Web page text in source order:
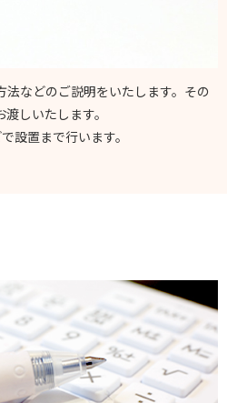
などのご説明をいたします。その
しいたします。
設置まで行います。